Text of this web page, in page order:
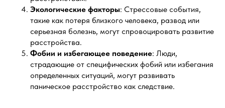
Экологические факторы: Стрессовые события,
такие как потеря близкого человека, развод или
серьезная болезнь, могут спровоцировать развитие
расстройства.
Фобии и избегающее поведение: Люди,
страдающие от специфических фобий или избегания
определенных ситуаций, могут развивать
паническое расстройство как следствие.